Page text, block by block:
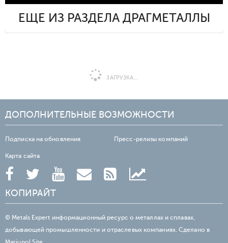
ЕЩЕ ИЗ РАЗДЕЛА ДРАГМЕТАЛЛЫ
ЗАГРУЗКА...
ДОПОЛНИТЕЛЬНЫЕ ВОЗМОЖНОСТИ
Подписка на обновления Пресс-релизы компаний
Карта сайта
КОПИРАЙТ
© Metals Expert информационный ресурс о металлах и сплавах,
добывающей промышленности и отраслевых компаниях. Сделано в